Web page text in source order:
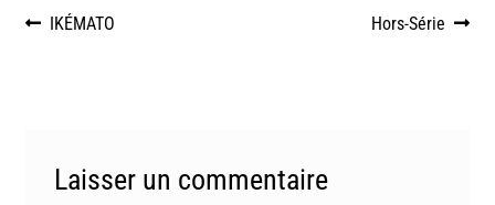
IKÉMATO Hors-Série
Laisser un commentaire